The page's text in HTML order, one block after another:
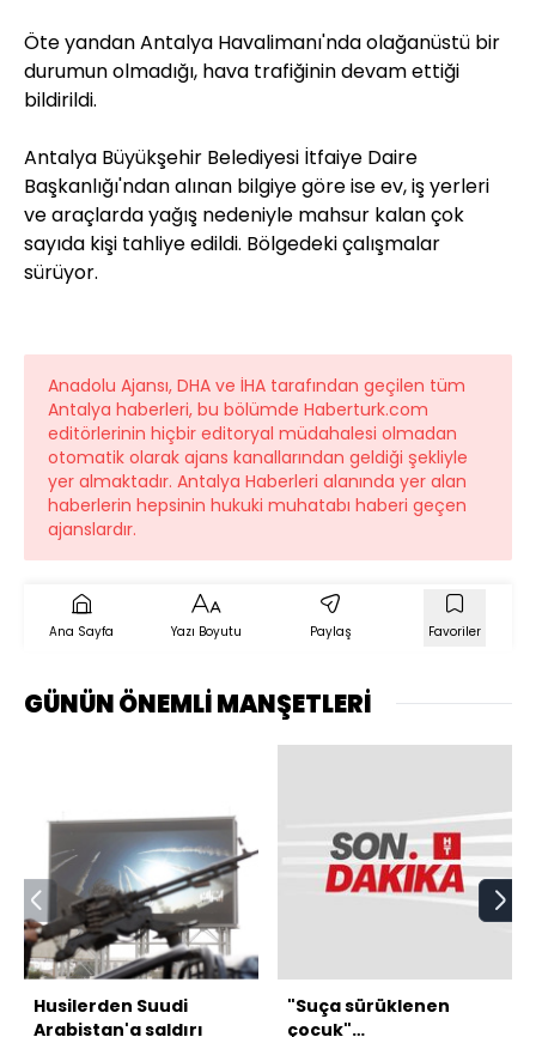
Öte yandan Antalya Havalimanı'nda olağanüstü bir
durumun olmadığı, hava trafiğinin devam ettiği
bildirildi.
Antalya Büyükşehir Belediyesi İtfaiye Daire
Başkanlığı'ndan alınan bilgiye göre ise ev, iş yerleri
ve araçlarda yağış nedeniyle mahsur kalan çok
sayıda kişi tahliye edildi. Bölgedeki çalışmalar
sürüyor.
Anadolu Ajansı, DHA ve İHA tarafından geçilen tüm
Antalya haberleri, bu bölümde Haberturk.com
editörlerinin hiçbir editoryal müdahalesi olmadan
otomatik olarak ajans kanallarından geldiği şekliyle
yer almaktadır. Antalya Haberleri alanında yer alan
haberlerin hepsinin hukuki muhatabı haberi geçen
ajanslardır.
Ana Sayfa Yazı Boyutu Paylaş Favoriler
GÜNÜN ÖNEMLİ MANŞETLERİ
Husilerden Suudi
Arabistan'a saldırı
"Suça sürüklenen
çocuk"